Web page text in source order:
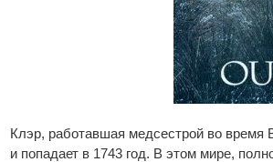
Клэр, работавшая медсестрой во время
и попадает в 1743 год. В этом мире,